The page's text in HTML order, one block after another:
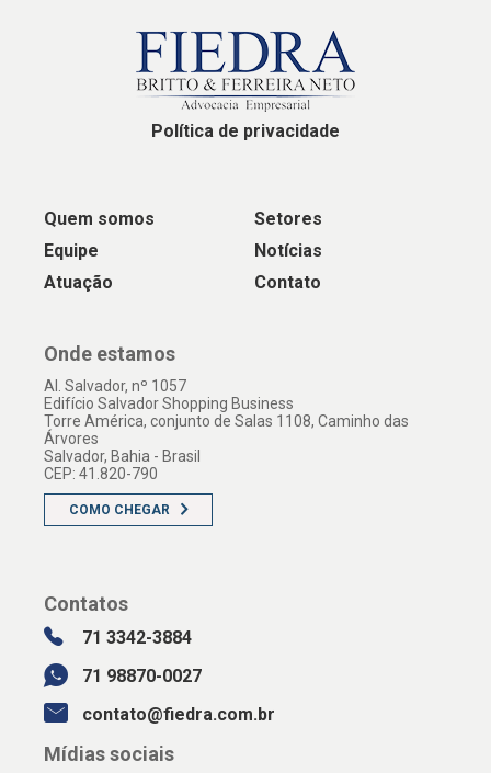
Política de privacidade
Quem somos
Equipe
Atuação
Setores
Notícias
Contato
Onde estamos
Al. Salvador, nº 1057
Edifício Salvador Shopping Business
Torre América, conjunto de Salas 1108, Caminho das
Árvores
Salvador, Bahia - Brasil
CEP: 41.820-790
COMO CHEGAR
Contatos
71 3342-3884
71 98870-0027
contato@fiedra.com.br
Mídias sociais